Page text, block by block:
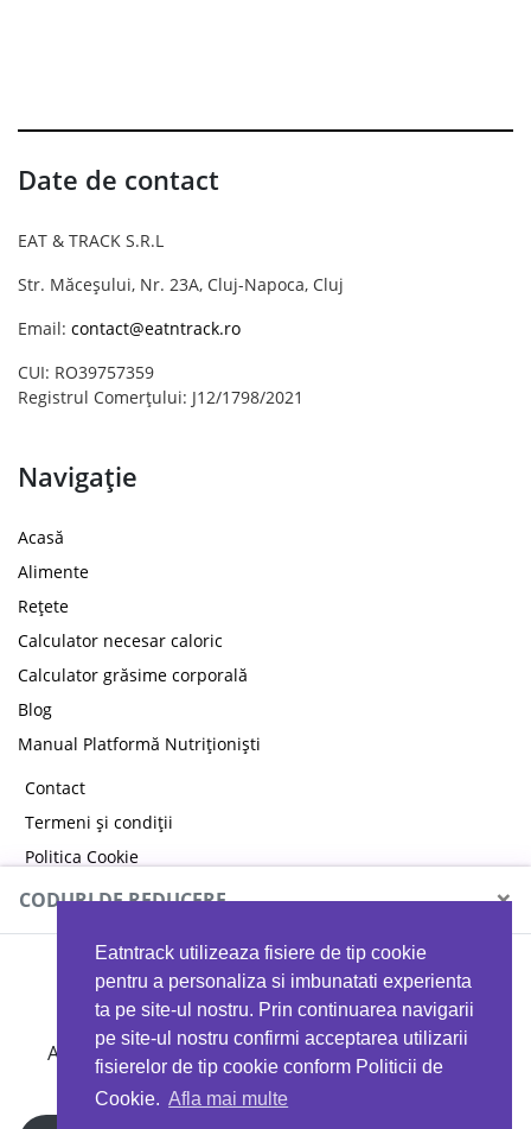
Eatntrack utilizeaza fisiere de tip cookie
pentru a personaliza si imbunatati experienta
ta pe site-ul nostru. Prin continuarea navigarii
pe site-ul nostru confirmi acceptarea utilizarii
fisierelor de tip cookie conform Politicii de
Cookie. Afla mai multe
Date de contact
EAT & TRACK S.R.L
Str. Măceșului, Nr. 23A, Cluj-Napoca, Cluj
Email: contact@eatntrack.ro
CUI: RO39757359
Registrul Comerțului: J12/1798/2021
Navigație
Acasă
Alimente
Rețete
Calculator necesar caloric
Calculator grăsime corporală
Blog
Manual Platformă Nutriționiști
Contact
Termeni și condiții
Politica Cookie
Politica de confidențialitate
CODURI DE REDUCERE ×
MYPROTEIN
Ai 40%reducere la orice comandă folosind codul
EATTRACK